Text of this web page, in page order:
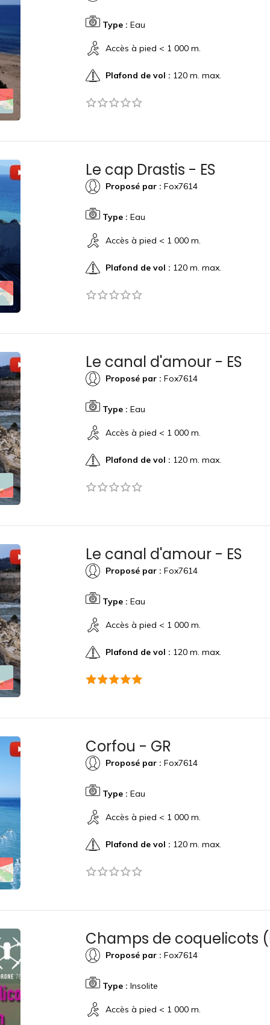
Type : Eau
Accès à pied < 1 000 m.
Plafond de vol : 120 m. max.
Le cap Drastis - ES
Proposé par : Fox7614
Type : Eau
Accès à pied < 1 000 m.
Plafond de vol : 120 m. max.
Le canal d'amour - ES
Proposé par : Fox7614
Type : Eau
Accès à pied < 1 000 m.
Plafond de vol : 120 m. max.
Le canal d'amour - ES
Proposé par : Fox7614
Type : Eau
Accès à pied < 1 000 m.
Plafond de vol : 120 m. max.
Corfou - GR
Proposé par : Fox7614
Type : Eau
Accès à pied < 1 000 m.
Plafond de vol : 120 m. max.
Champs de coquelicots
Proposé par : Fox7614
Type : Insolite
Accès à pied < 1 000 m.